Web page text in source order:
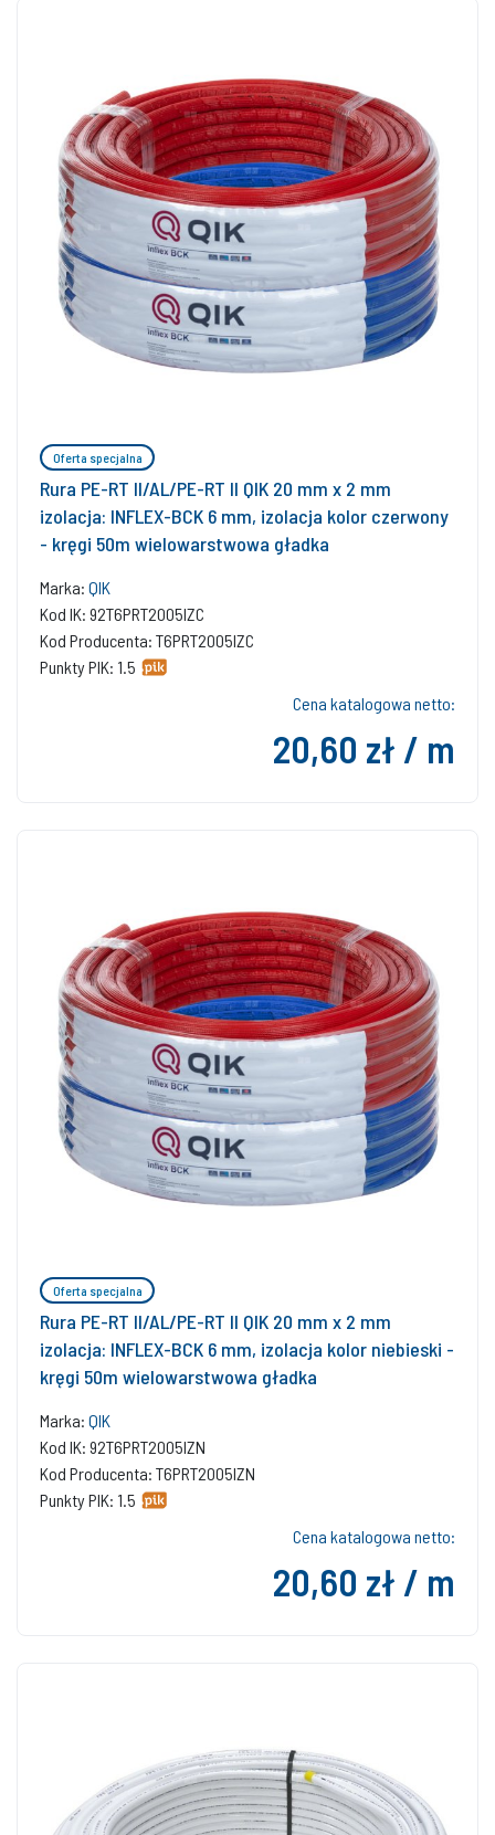
Oferta specjalna
Rura PE-RT II/AL/PE-RT II QIK 20 mm x 2 mm
izolacja: INFLEX-BCK 6 mm, izolacja kolor czerwony
- kręgi 50m wielowarstwowa gładka
Marka: QIK
Kod IK: 92T6PRT2005IZC
Kod Producenta: T6PRT2005IZC
Punkty PIK: 1.5
Cena katalogowa netto:
20,60 zł / m
Oferta specjalna
Rura PE-RT II/AL/PE-RT II QIK 20 mm x 2 mm
izolacja: INFLEX-BCK 6 mm, izolacja kolor niebieski -
kręgi 50m wielowarstwowa gładka
Marka: QIK
Kod IK: 92T6PRT2005IZN
Kod Producenta: T6PRT2005IZN
Punkty PIK: 1.5
Cena katalogowa netto:
20,60 zł / m